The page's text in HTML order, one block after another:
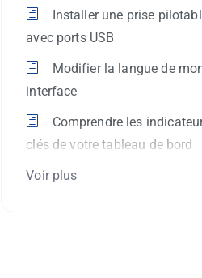
Installer une prise
avec ports USB
Modifier la langue de
interface
Comprendre les
clés de votre tableau de bord
Voir plus